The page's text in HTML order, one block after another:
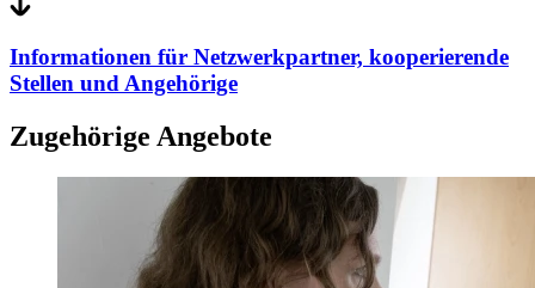
Informationen für Netzwerkpartner, kooperierende
Stellen und Angehörige
Zugehörige Angebote